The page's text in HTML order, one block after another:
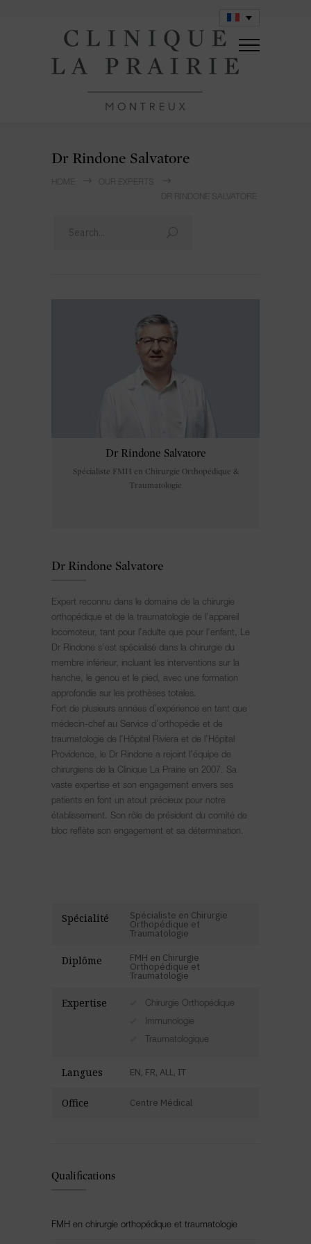
Dr Rindone Salvatore
OUR EXPERTS
DR RINDONE SALVATORE
Dr Rindone Salvatore
Spécialiste FMH en Chirurgie Orthopédique &
Traumatologie
Dr Rindone Salvatore
Expert reconnu dans le domaine de la chirurgie
orthopédique et de la traumatologie de l’appareil
locomoteur, tant pour l’adulte que pour l’enfant, Le
Dr Rindone s’est spécialisé dans la chirurgie du
membre inférieur, incluant les interventions sur la
hanche, le genou et le pied, avec une formation
approfondie sur les prothèses totales.
Fort de plusieurs années d’expérience en tant que
médecin-chef au Service d’orthopédie et de
traumatologie de l’Hôpital Riviera et de l’Hôpital
Providence, le Dr Rindone a rejoint l’équipe de
chirurgiens de la Clinique La Prairie en 2007. Sa
vaste expertise et son engagement envers ses
patients en font un atout précieux pour notre
établissement. Son rôle de président du comité de
bloc reflète son engagement et sa détermination.
Spécialité Spécialiste en Chirurgie
Orthopédique et
Traumatologie
Diplôme FMH en Chirurgie
Orthopédique et
Traumatologie
Expertise
Chirurgie Orthopédique
Immunologie
Traumatologique
Langues EN, FR, ALL, IT
Office Centre Médical
Qualifications
FMH en chirurgie orthopédique et traumatologie